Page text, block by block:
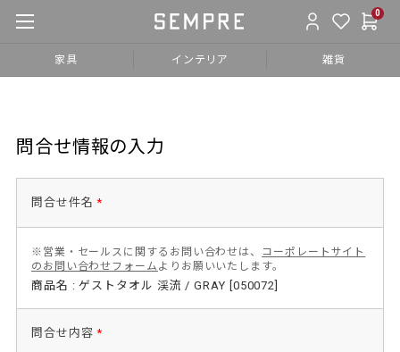
0
家具 インテリア 雑貨
問合せ情報の入力
問合せ件名 *
※営業・セールスに関するお問い合わせは、 コーポレートサイト
のお問い合わせフォーム よりお願いいたします。
商品名 : ゲストタオル 渓流 / GRAY [050072]
問合せ内容 *